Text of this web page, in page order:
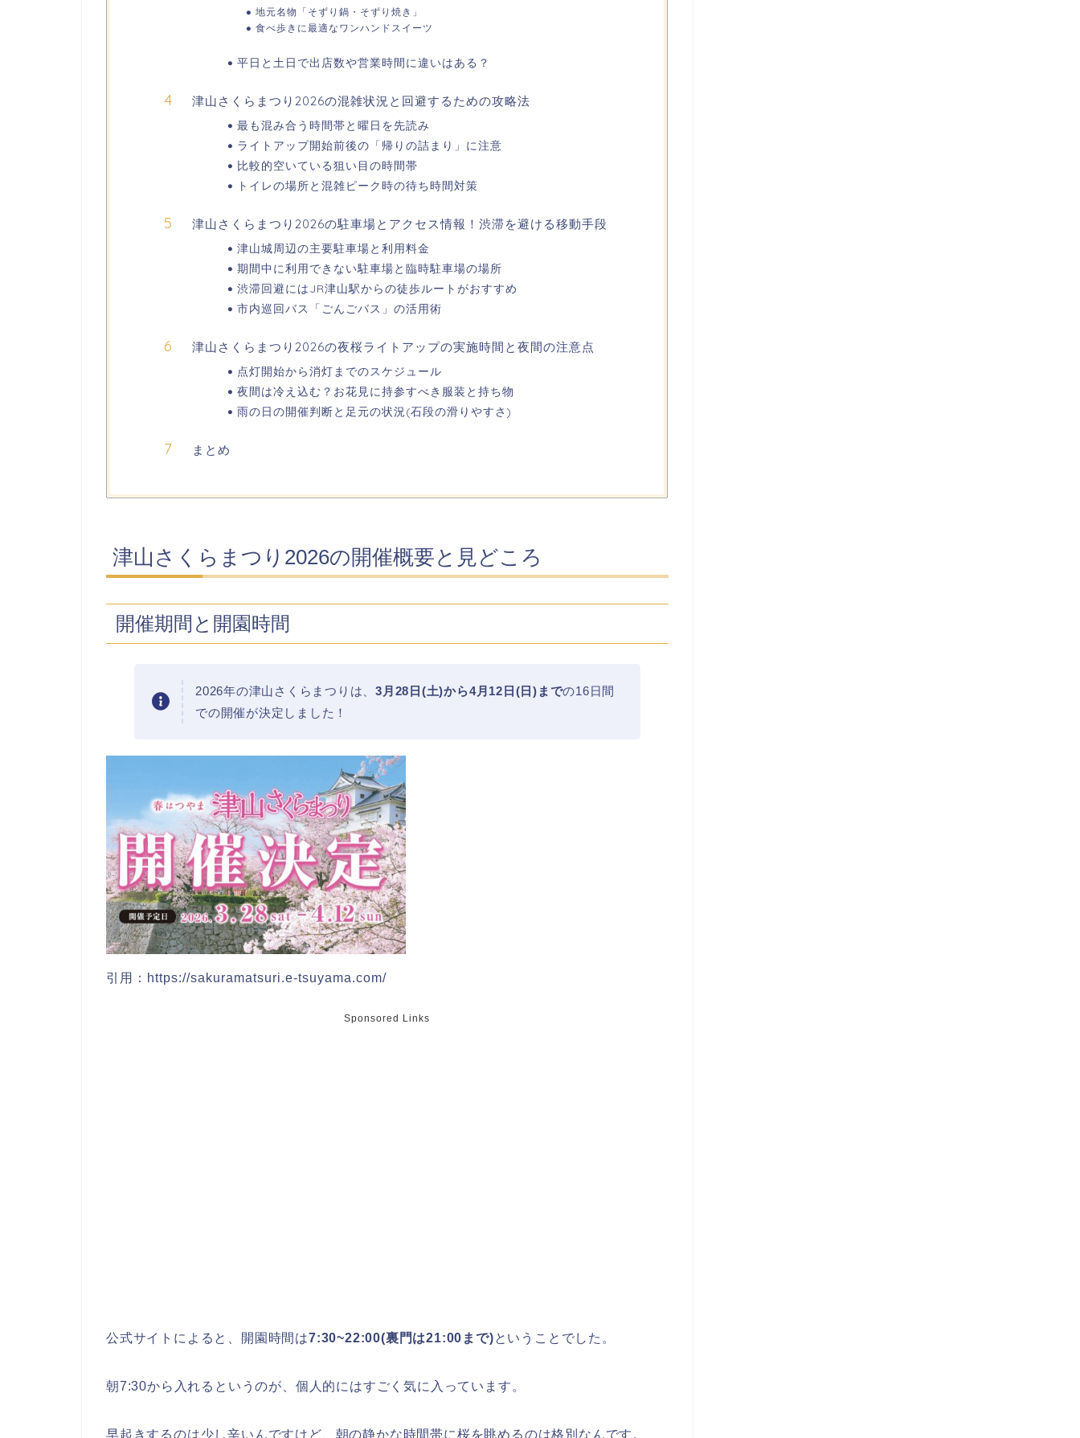
地元名物「そずり鍋・そずり焼き」
食べ歩きに最適なワンハンドスイーツ
平日と土日で出店数や営業時間に違いはある？
津山さくらまつり2026の混雑状況と回避するための攻略法
最も混み合う時間帯と曜日を先読み
ライトアップ開始前後の「帰りの詰まり」に注意
比較的空いている狙い目の時間帯
トイレの場所と混雑ピーク時の待ち時間対策
津山さくらまつり2026の駐車場とアクセス情報！渋滞を避ける移動手段
津山城周辺の主要駐車場と利用料金
期間中に利用できない駐車場と臨時駐車場の場所
渋滞回避にはJR津山駅からの徒歩ルートがおすすめ
市内巡回バス「ごんごバス」の活用術
津山さくらまつり2026の夜桜ライトアップの実施時間と夜間の注意点
点灯開始から消灯までのスケジュール
夜間は冷え込む？お花見に持参すべき服装と持ち物
雨の日の開催判断と足元の状況(石段の滑りやすさ)
まとめ
津山さくらまつり2026の開催概要と見どころ
開催期間と開園時間
2026年の津山さくらまつりは、3月28日(土)から4月12日(日)までの16日間
での開催が決定しました！
引用：https://sakuramatsuri.e-tsuyama.com/
Sponsored Links
公式サイトによると、開園時間は7:30~22:00(裏門は21:00まで)ということでした。
朝7:30から入れるというのが、個人的にはすごく気に入っています。
早起きするのは少し辛いんですけど、朝の静かな時間帯に桜を眺めるのは格別なんです。